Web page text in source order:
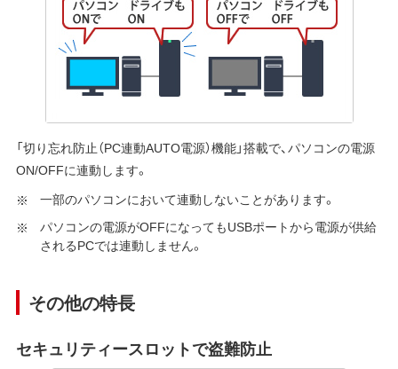
「切り忘れ防止（PC連動AUTO電源）機能」搭載で、パソコンの電源
ON/OFFに連動します。
一部のパソコンにおいて連動しないことがあります。
パソコンの電源がOFFになってもUSBポートから電源が供給
されるPCでは連動しません。
その他の特長
セキュリティースロットで盗難防止